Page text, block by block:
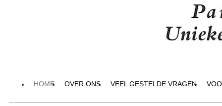
HOME OVER ONS VEEL GESTELDE VRAGEN